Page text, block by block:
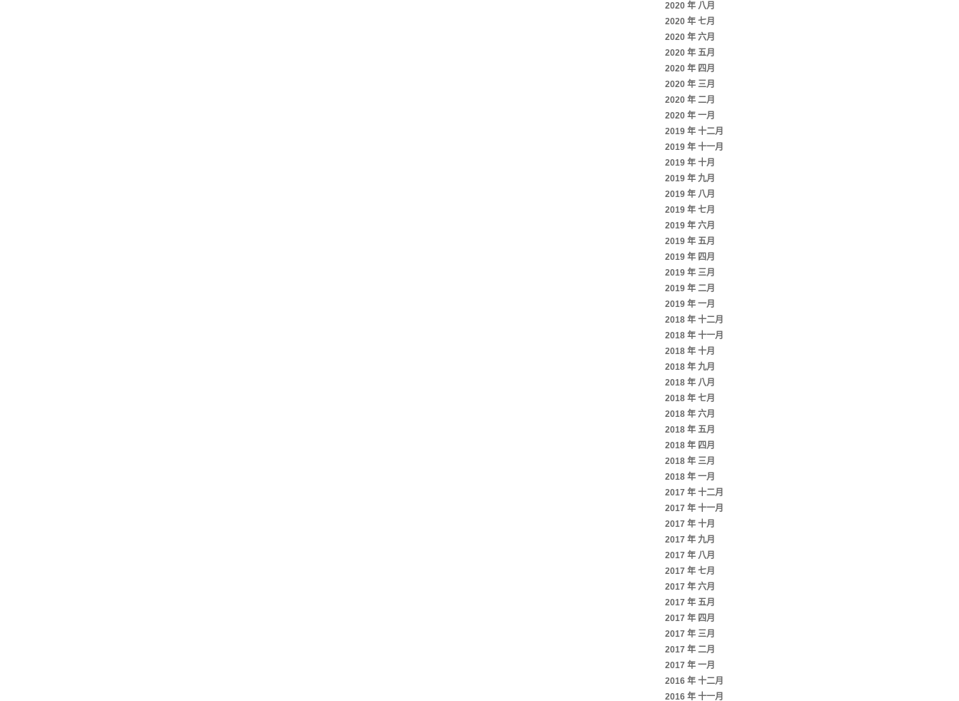
2020 年 八月
2020 年 七月
2020 年 六月
2020 年 五月
2020 年 四月
2020 年 三月
2020 年 二月
2020 年 一月
2019 年 十二月
2019 年 十一月
2019 年 十月
2019 年 九月
2019 年 八月
2019 年 七月
2019 年 六月
2019 年 五月
2019 年 四月
2019 年 三月
2019 年 二月
2019 年 一月
2018 年 十二月
2018 年 十一月
2018 年 十月
2018 年 九月
2018 年 八月
2018 年 七月
2018 年 六月
2018 年 五月
2018 年 四月
2018 年 三月
2018 年 一月
2017 年 十二月
2017 年 十一月
2017 年 十月
2017 年 九月
2017 年 八月
2017 年 七月
2017 年 六月
2017 年 五月
2017 年 四月
2017 年 三月
2017 年 二月
2017 年 一月
2016 年 十二月
2016 年 十一月